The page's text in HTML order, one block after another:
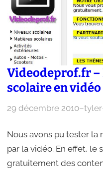
Videodeprof.fr
scolaire en vidéo
29 décembre 2010–tyler
Nous avons pu tester la
par la vidéo. En effet, le
gratuitement des